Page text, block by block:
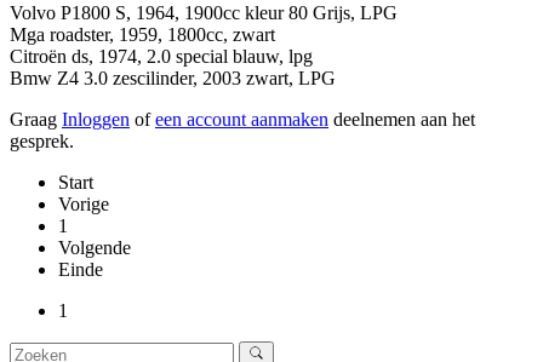
Volvo P1800 S, 1964, 1900cc kleur 80 Grijs, LPG
Mga roadster, 1959, 1800cc, zwart
Citroën ds, 1974, 2.0 special blauw, lpg
Bmw Z4 3.0 zescilinder, 2003 zwart, LPG
Graag Inloggen ofeen account aanmaken deelnemen aan het
gesprek.
Start
Vorige
1
Volgende
Einde
1